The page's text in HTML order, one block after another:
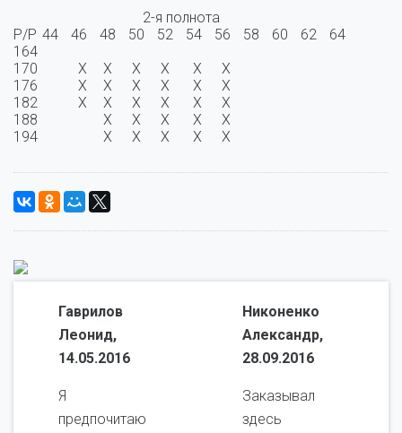
2-я полнота
Р/Р	44	46	48	50	52	54	56	58	60	62	64
164
170		  X	 X	 X	 X	  X	  X
176		  X	 X	 X	 X	  X	  X
182		  X	 X	 X	 X	  X	  X
188	 	 	 X	 X	 X	  X	  X
194	 	 	 X 	 X	 X	  X	  X
Гаврилов
Леонид,
14.05.2016
Я
предпочитаю
Никоненко
Александр,
28.09.2016
Заказывал
здесь